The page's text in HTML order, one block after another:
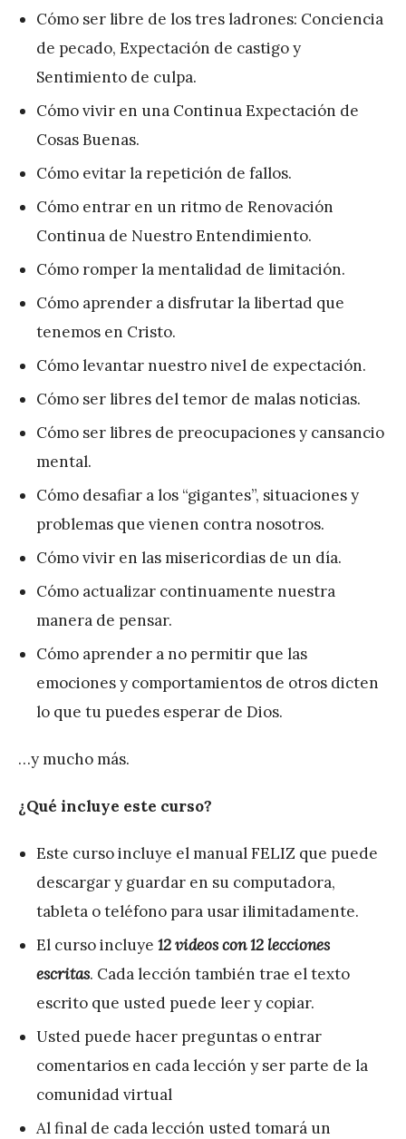
Cómo ser libre de los tres ladrones: Conciencia
de pecado, Expectación de castigo y
Sentimiento de culpa.
Cómo vivir en una Continua Expectación de
Cosas Buenas.
Cómo evitar la repetición de fallos.
Cómo entrar en un ritmo de Renovación
Continua de Nuestro Entendimiento.
Cómo romper la mentalidad de limitación.
Cómo aprender a disfrutar la libertad que
tenemos en Cristo.
Cómo levantar nuestro nivel de expectación.
Cómo ser libres del temor de malas noticias.
Cómo ser libres de preocupaciones y cansancio
mental.
Cómo desafiar a los “gigantes”, situaciones y
problemas que vienen contra nosotros.
Cómo vivir en las misericordias de un día.
Cómo actualizar continuamente nuestra
manera de pensar.
Cómo aprender a no permitir que las
emociones y comportamientos de otros dicten
lo que tu puedes esperar de Dios.
…y mucho más.
¿Qué incluye este curso?
Este curso incluye el manual FELIZ que puede
descargar y guardar en su computadora,
tableta o teléfono para usar ilimitadamente.
El curso incluye 12 videos con 12 lecciones
escritas. Cada lección también trae el texto
escrito que usted puede leer y copiar.
Usted puede hacer preguntas o entrar
comentarios en cada lección y ser parte de la
comunidad virtual
Al final de cada lección usted tomará un